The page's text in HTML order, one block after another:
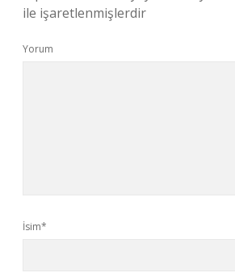
ile işaretlenmişlerdir
Yorum
İsim*